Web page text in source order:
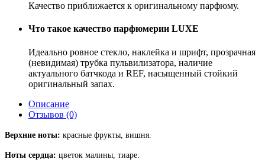
Качество приближается к оригинальному парфюму.
Что такое качество парфюмерии LUXE
Идеально ровное стекло, наклейка и шрифт, прозрачная
(невидимая) трубка пульвилизатора, наличие
актуального батчкода и REF, насыщенный стойкий
оригинальный запах.
Описание
Отзывов (0)
Верхние ноты: красные фрукты, вишня.
Ноты сердца: цветок малины, тиаре.